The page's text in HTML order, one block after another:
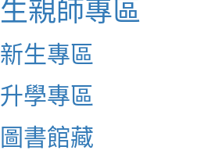
生親師專區
新生專區
升學專區
圖書館藏